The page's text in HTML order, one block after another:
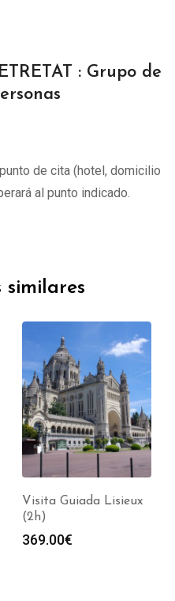
: Grupo de
de cita (hotel, domicilio
al punto indicado.
similares
Visita Guiada Lisieux
(2h)
369.00€